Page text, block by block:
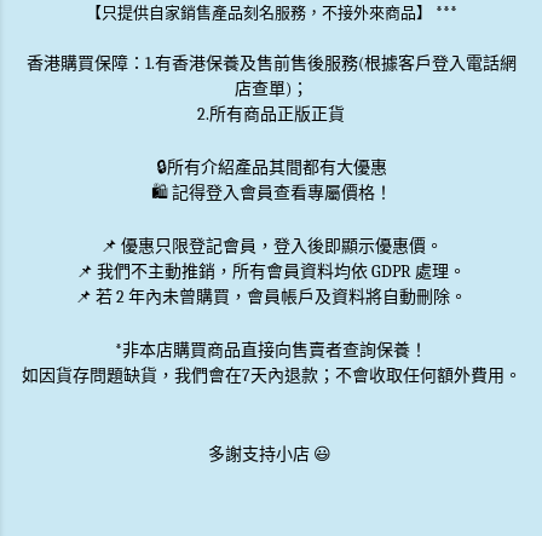
【只提供自家銷售產品刻名服務，不接外來商品】 ***
香港購買保障：1.有香港保養及售前售後服務(根據客戶登入電話網
店查單)；
2.所有商品正版正貨
🔒所有介紹產品其間都有大優惠
🛍️ 記得登入會員查看專屬價格！
📌 優惠只限登記會員 ，登入後即顯示優惠價。
📌 我們不主動推銷 ，所有會員資料均依 GDPR 處理。
📌 若 2 年內未曾購買，會員帳戶及資料將自動刪除。
*非本店購買商品直接向售賣者查詢保養！
如因貨存問題缺貨，我們會在7天內退款；不會收取任何額外費用。
多謝支持小店 😃